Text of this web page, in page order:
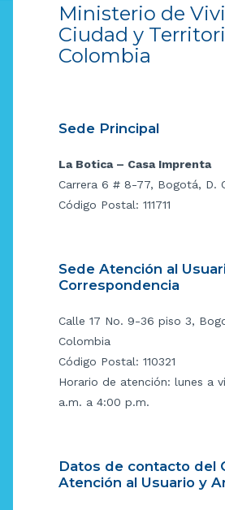
Ministerio de
Ciudad y
Colombia
Sede Principal
La Botica – Casa Imprenta
Carrera 6 # 8-77, Bogotá, D.
Código Postal: 111711
Sede Atención al
Correspondencia
Calle 17 No. 9-36 piso 3,
Colombia
Código Postal: 110321
Horario de atención: lunes a
a.m. a 4:00 p.m.
Datos de contacto del
Atención al Usuario y